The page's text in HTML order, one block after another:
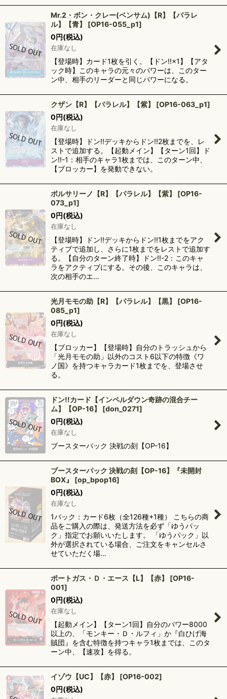
Mr.2・ボン・クレー(ベンサム)【R】【パラレ
ル】【青】
[OP16-055_p1]
0円(税込)
在庫なし
【登場時】カード1枚を引く。【ドン!!×1】【アタ
ック時】このキャラの元々のパワーは、このター
ン中、相手のリーダーと同じパワーになる。
クザン【R】【パラレル】【紫】 [OP16-063_p1]
0円(税込)
在庫なし
【登場時】ドン!!デッキからドン!!2枚までを、レ
ストで追加する。【起動メイン】【ターン1回】ド
ン!!-1：相手のキャラ1枚までは、このターン中、
【ブロッカー】を発動できない。
ボルサリーノ【R】【パラレル】【紫】 [OP16-
073_p1]
0円(税込)
在庫なし
【登場時】ドン!!デッキからドン!!1枚までをアク
ティブで追加し、さらに1枚までをレストで追加す
る。【自分のターン終了時】ドン!!-2：このキャ
ラをアクティブにする。その後、このキャラは、
次の相手のエ…
光月モモの助【R】【パラレル】【黒】 [OP16-
085_p1]
0円(税込)
在庫なし
【ブロッカー】【登場時】自分のトラッシュから
「光月モモの助」以外のコスト6以下の特徴《ワ
ノ国》を持つキャラカード1枚までを、登場させ
る。
ドン!!カード【インペルダウン奇跡の混合チー
ム】【OP-16】
[don_0271]
0円(税込)
在庫なし
ブースターパック 決戦の刻【OP-16】
ブースターパック 決戦の刻【OP-16】『未開封
BOX』
[op_bpop16]
0円(税込)
在庫なし
1パック：カード6枚（全126種+1種） こちらの商
品をご購入の際は、発送方法を必ず「ゆうパッ
ク」指定でお願いいたします。 「ゆうパック」以
外が選択されている場合、ご注文をキャンセルさ
せていただく場…
ポートガス・Ｄ・エース【L】【赤】 [OP16-
001]
0円(税込)
在庫なし
【起動メイン】【ターン1回】自分のパワー8000
以上の、「モンキー・Ｄ・ルフィ」か『白ひげ海
賊団』を含む特徴を持つキャラ1枚までは、このタ
ーン中、【速攻】を得る。
イゾウ【UC】【赤】 [OP16-002]
0円(税込)